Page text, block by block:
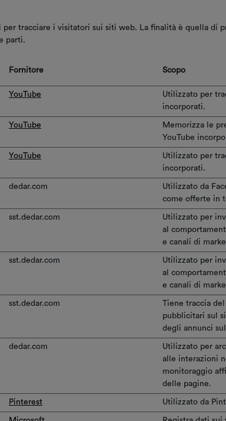
per tracciare i visitatori sui siti web. La finalità è quella
parti.
Fornitore Scopo
YouTube
Utilizzato per
incorporati.
YouTube
Memorizza le
YouTube
YouTube
Utilizzato per
incorporati.
dedar.com
Utilizzato da
come offerte in
sst.dedar.com
Utilizzato per
al
e canali di
sst.dedar.com
Utilizzato per
al
e canali di
sst.dedar.com
Tiene traccia
pubblicitari sul
degli annunci
dedar.com
Utilizzato per
alle interazioni
monitoraggio
delle pagine.
Pinterest Utilizzato da